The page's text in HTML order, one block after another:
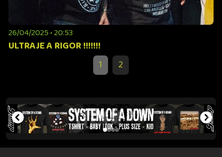
26/04/2025 • 20:53
ULTRAJE A RIGOR !!!!!!!
1 2